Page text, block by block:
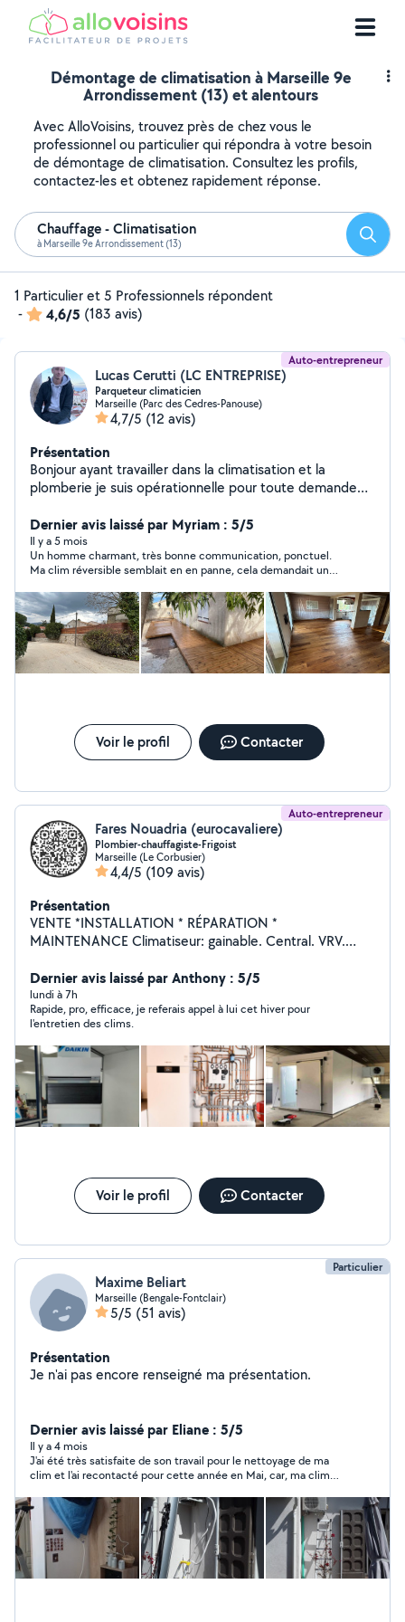
Démontage de climatisation à Marseille 9e
Arrondissement (13) et alentours
Avec AlloVoisins, trouvez près de chez vous le
professionnel ou particulier qui répondra à votre besoin
de démontage de climatisation. Consultez les profils,
contactez-les et obtenez rapidement réponse.
Chauffage - Climatisation
à Marseille 9e Arrondissement (13)
1 Particulier et 5 Professionnels répondent
-
4,6/5 (183 avis)
Auto-entrepreneur
Lucas Cerutti (LC ENTREPRISE)
Parqueteur climaticien
Marseille (Parc des Cedres-Panouse)
4,7/5 (12 avis)
Présentation
Bonjour ayant travailler dans la climatisation et la
plomberie je suis opérationnelle pour toute demande
la pose de parquet et terrasse en bois , formé par mon
oncle qui était un ancien parqueteur je suis à la
recherche de nouveaux chantier . N'hésitez pas a me
contacter pour toute demande de devis Cordialement
LC ENTREPRISE
Dernier avis laissé par Myriam : 5/5
Il y a 5 mois
Un homme charmant, très bonne communication, ponctuel.
Ma clim réversible semblait en en panne, cela demandait un
fonctionne parfaitement. Je le recommande sans hésiter.
Merci Lucas
Voir le profil Contacter
Auto-entrepreneur
Fares Nouadria (eurocavaliere)
Plombier-chauffagiste-Frigoist
Marseille (Le Corbusier)
4,4/5 (109 avis)
Présentation
VENTE *INSTALLATION * RÉPARATION *
MAINTENANCE Climatiseur: gainable. Central. VRV.
Appareils de refroidissement et congélation plomberie
chaudière Chauffage Four électrique Peintre/plaquiste
multiservices » étanchéité installation nouvelle cuisine
Dernier avis laissé par Anthony : 5/5
lundi à 7h
Rapide, pro, efficace, je referais appel à lui cet hiver pour
l'entretien des clims.
Voir le profil Contacter
Particulier
Maxime Beliart
Marseille (Bengale-Fontclair)
5/5 (51 avis)
Présentation
Je n'ai pas encore renseigné ma présentation.
Dernier avis laissé par Eliane : 5/5
Il y a 4 mois
J'ai été très satisfaite de son travail pour le nettoyage de ma
clim et l'ai recontacté pour cette année en Mai, car, ma clim